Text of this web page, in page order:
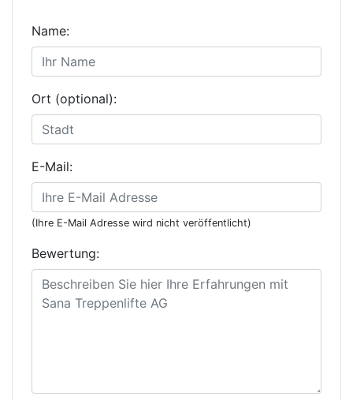
Name:
Ort (optional):
E-Mail:
(Ihre E-Mail Adresse wird nicht veröffentlicht)
Bewertung: